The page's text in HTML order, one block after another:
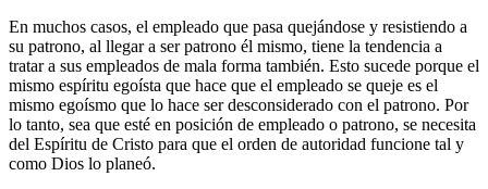
En muchos casos, el empleado que pasa quejándose y resistiendo a
su patrono, al llegar a ser patrono él mismo, tiene la tendencia a
tratar a sus empleados de mala forma también. Esto sucede porque el
mismo espíritu egoísta que hace que el empleado se queje es el
mismo egoísmo que lo hace ser desconsiderado con el patrono. Por
lo tanto, sea que esté en posición de empleado o patrono, se necesita
del Espíritu de Cristo para que el orden de autoridad funcione tal y
como Dios lo planeó.